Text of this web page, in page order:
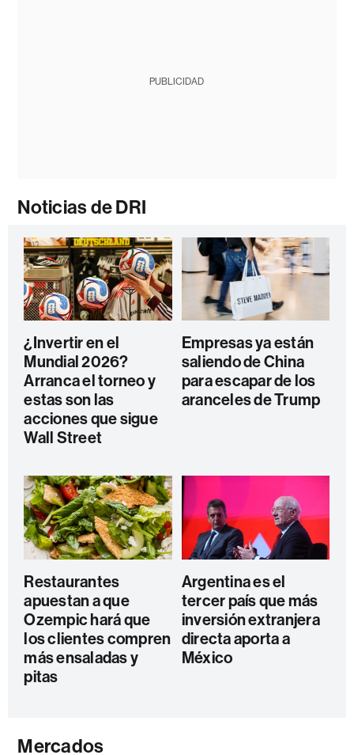
PUBLICIDAD
Noticias de DRI
¿Invertir en el
Mundial 2026?
Arranca el torneo y
estas son las
acciones que sigue
Wall Street
Empresas ya están
saliendo de China
para escapar de los
aranceles de Trump
Restaurantes
apuestan a que
Ozempic hará que
los clientes compren
más ensaladas y
pitas
Argentina es el
tercer país que más
inversión extranjera
directa aporta a
México
Mercados